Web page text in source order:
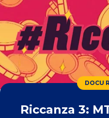
DOCU
Riccanza 3: